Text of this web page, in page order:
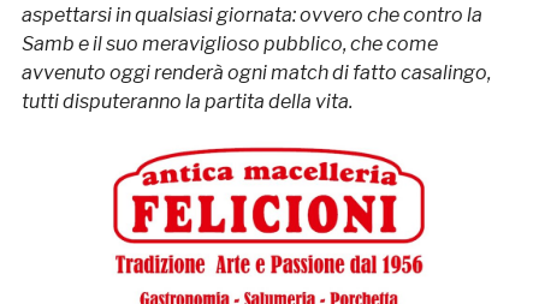
aspettarsi in qualsiasi giornata: ovvero che contro la
Samb e il suo meraviglioso pubblico, che come
avvenuto oggi renderà ogni match di fatto casalingo,
tutti disputeranno la partita della vita.